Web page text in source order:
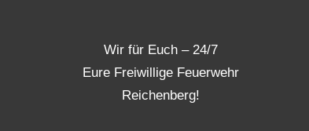
Wir für Euch – 24/7
Eure Freiwillige Feuerwehr
Reichenberg!